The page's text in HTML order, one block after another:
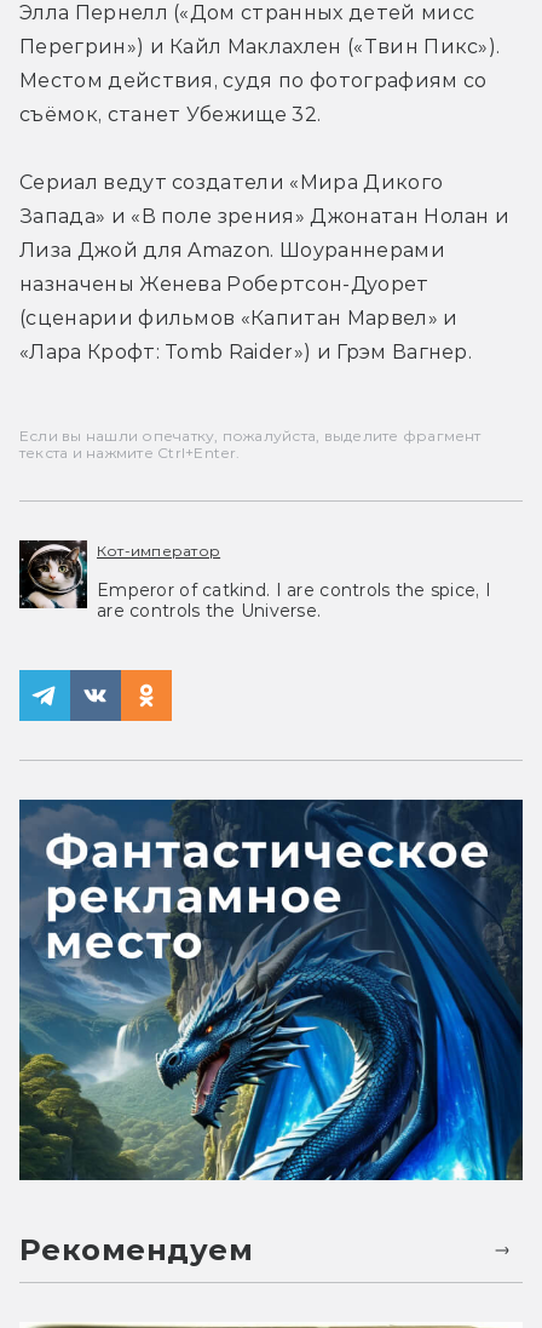
Элла Пернелл («Дом странных детей мисс
Перегрин») и Кайл Маклахлен («Твин Пикс»).
Местом действия, судя по фотографиям со
съёмок, станет Убежище 32.
Сериал ведут создатели «Мира Дикого
Запада» и «В поле зрения» Джонатан Нолан и
Лиза Джой для Amazon. Шоураннерами
назначены Женева Робертсон-Дуорет
(сценарии фильмов «Капитан Марвел» и
«Лара Крофт: Tomb Raider») и Грэм Вагнер.
Если вы нашли опечатку, пожалуйста, выделите фрагмент
текста и нажмите Ctrl+Enter.
Кот-император
Emperor of catkind. I are controls the spice, I
are controls the Universe.
Рекомендуем